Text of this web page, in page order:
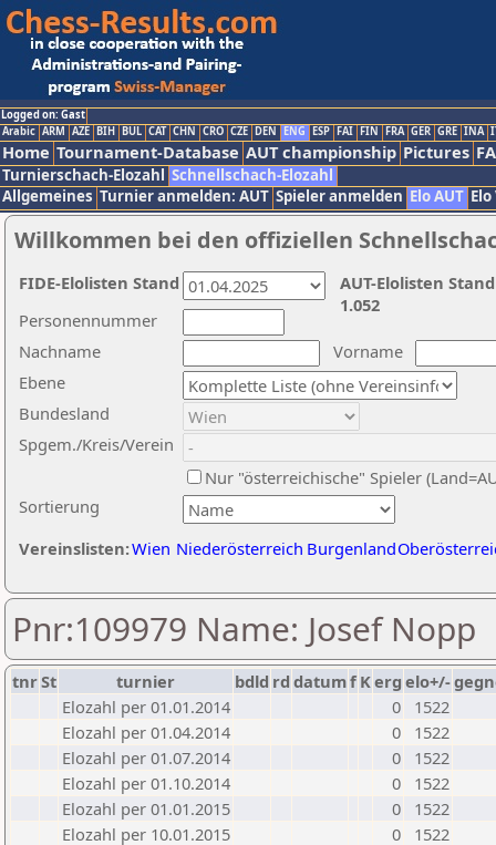
Logged on: Gast
Arabic ARM AZE BIH BUL CAT CHN CRO CZE DEN ENG ESP FAI FIN FRA GER GRE INA
Home Tournament-Database AUT championship Pictures
Turnierschach-Elozahl Schnellschach-Elozahl
Allgemeines Turnier anmelden: AUT Spieler anmelden Elo AUT
Willkommen bei den offiziellen
Nachname
Vorname
Ebene
Sortierung
Personennummer
Bundesland
Spgem./Kreis/Verein
Nur "österreichische" Spieler
Vereinslisten:Wien Niederösterreich Burgenland
AUT-Elolisten
1.052
FIDE-Elolisten Stand
Pnr:109979 Name: Josef Nopp
tnrSt turnier bdld rd datumf Kerg elo+/-
Elozahl per 01.01.2014
0
1522
Elozahl per 01.04.2014
0
1522
Elozahl per 01.07.2014
0
1522
Elozahl per 01.10.2014
0
1522
Elozahl per 01.01.2015
0
1522
Elozahl per 10.01.2015
0
1522